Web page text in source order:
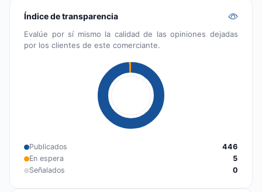
Índice de transparencia
Evalúe por sí mismo la calidad de las opiniones dejadas
por los clientes de este comerciante.
Publicados
446
En espera
5
Señalados
0